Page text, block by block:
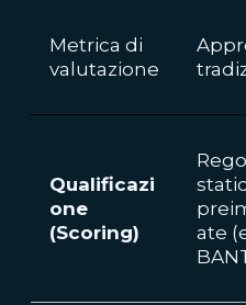
Metrica di
valutazione
Qualificazi
one
(Scoring)
ate